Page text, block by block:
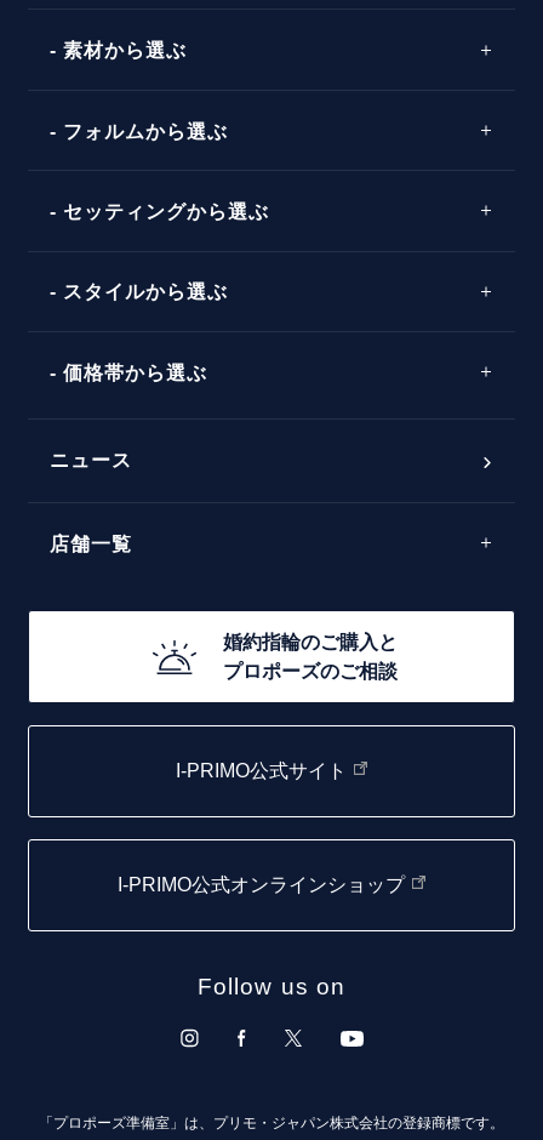
婚約指輪マッチング診断
タイミング
言葉
素材から選ぶ
コンビネーション
フォルムから選ぶ
ストレートライン
セッティングから選ぶ
ソリテール
ラインメレ
スタイルから選ぶ
シンプル
モード
エレガント
価格帯から選ぶ
30万円台～
20万円台～
10万円台～
ニュース
店舗一覧
函館店
取扱店)エヴァンスブライダル 旭川本店
青森店
弘前パークホテル店
婚約指輪のご購入と
プロポーズのご相談
I-PRIMO公式サイト
I-PRIMO公式オンラインショップ
Follow us on
「プロポーズ準備室」は、プリモ・ジャパン株式会社の登録商標です。